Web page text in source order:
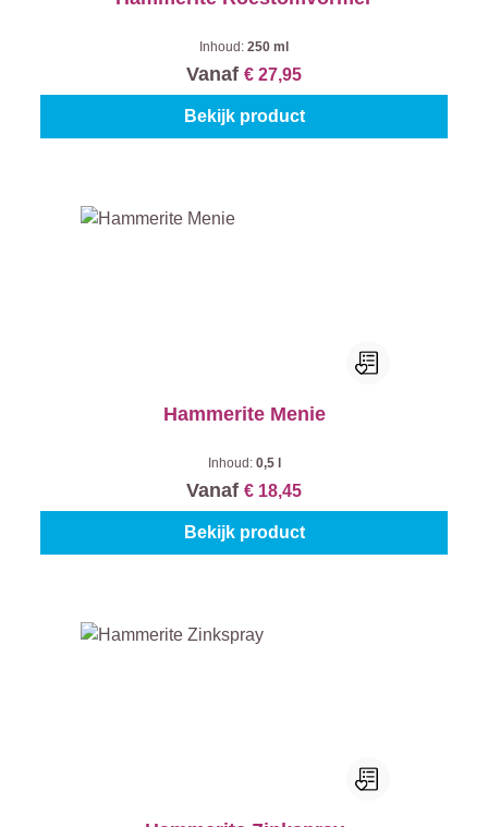
Inhoud: 250 ml
Vanaf € 27,95
Bekijk product
Hammerite Menie
Inhoud: 0,5 l
Vanaf € 18,45
Bekijk product